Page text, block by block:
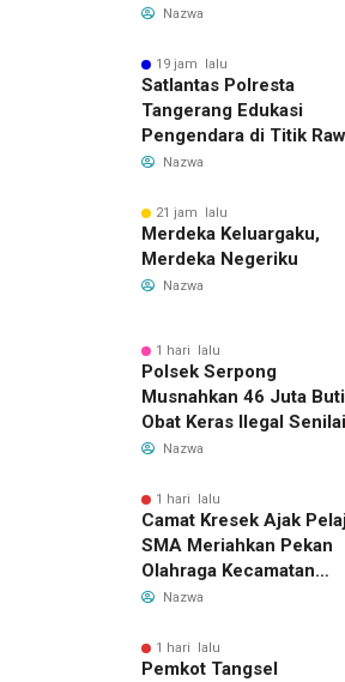
Pendidikan Demokrasi
Nazwa
19 jam lalu
Satlantas Polresta
Tangerang Edukasi
Pengendara di Titik
Kecelakaan Lewat
Nazwa
21 jam lalu
Merdeka Keluargaku,
Merdeka Negeriku
Nazwa
1 hari lalu
Polsek Serpong
Musnahkan 46 Juta
Obat Keras Ilegal Senilai
Rp230 Miliar
Nazwa
1 hari lalu
Camat Kresek Ajak
SMA Meriahkan Pekan
Olahraga Kecamatan
Kresek 2026
Nazwa
1 hari lalu
Pemkot Tangsel